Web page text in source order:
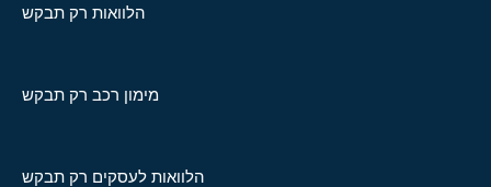
הלוואות רק תבקש
מימון רכב רק תבקש
הלוואות לעסקים רק תבקש